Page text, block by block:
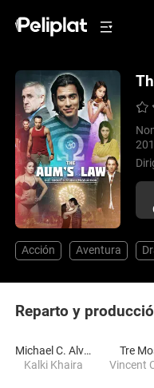
Acción Aventura
Reparto y
Michael C. Alvarez
Kalki Khaira
Tre
Vincent